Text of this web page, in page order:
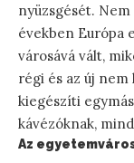
nyüzsgését.
években Európa
városává vált,
régi és az új nem
kiegészíti
kávézóknak,
Az